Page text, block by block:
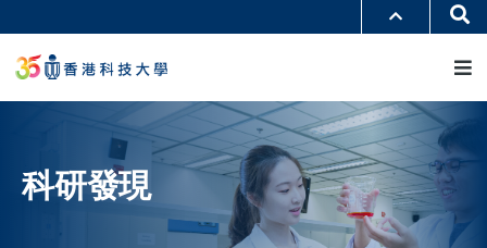
至
容
生活@科大
校園地圖及指南
工作@科大
認識科大
科研發現